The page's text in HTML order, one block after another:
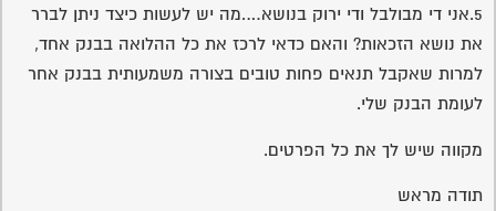
5.אני די מבולבל ודי ירוק בנושא….מה יש לעשות כיצד ניתן לברר
את נושא הזכאות? והאם כדאי לרכז את כל ההלואה בבנק אחד,
למרות שאקבל תנאים פחות טובים בצורה משמעותית בבנק אחר
לעומת הבנק שלי.
מקווה שיש לך את כל הפרטים.
תודה מראש